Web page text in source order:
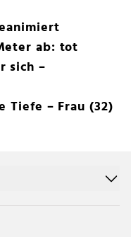
ab: tot
sich –
– Frau (32)